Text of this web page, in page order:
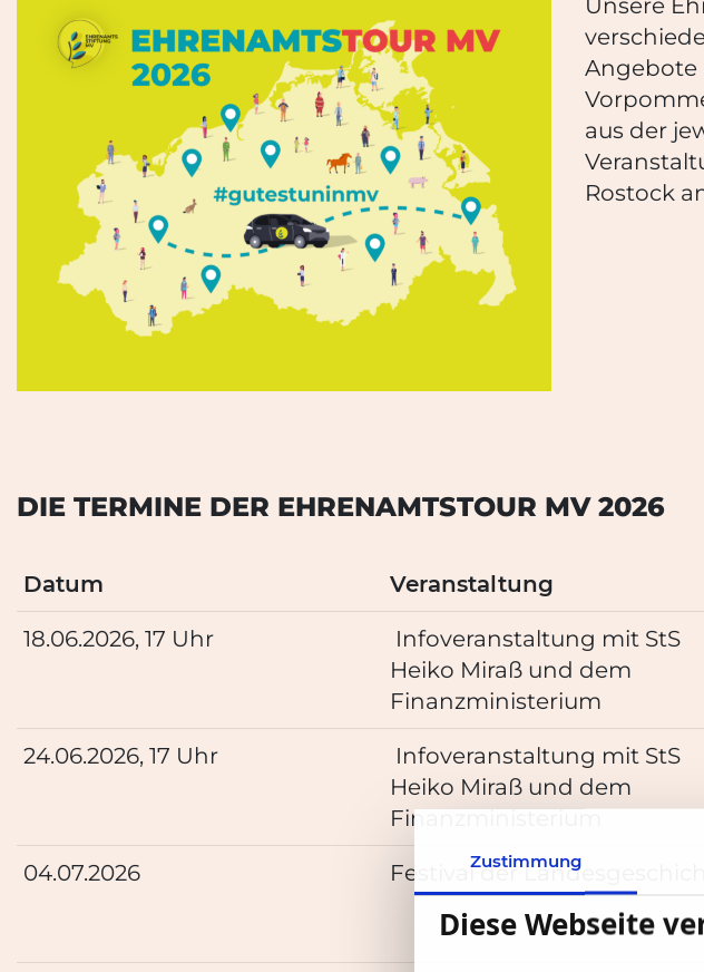
Zustimmung
Diese Webseite
Angebote
aus der
Rostock
DIE TERMINE DER EHRENAMTSTOUR MV 2026
Datum Veranstaltung
18.06.2026, 17 Uhr Infoveranstaltung mit StS
Heiko Miraß und dem
Finanzministerium
24.06.2026, 17 Uhr Infoveranstaltung mit StS
Heiko Miraß und dem
Finanzministerium
04.07.2026 Festival der